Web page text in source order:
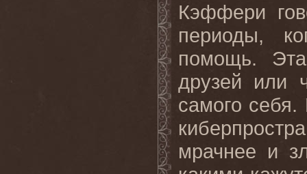
Кэффери
периоды,
помощь.
друзей или
самого
мрачнее и